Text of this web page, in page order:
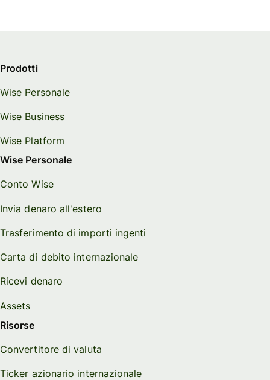
Prodotti
Wise Personale
Wise Business
Wise Platform
Wise Personale
Conto Wise
Invia denaro all'estero
Trasferimento di importi ingenti
Carta di debito internazionale
Ricevi denaro
Assets
Risorse
Convertitore di valuta
Ticker azionario internazionale